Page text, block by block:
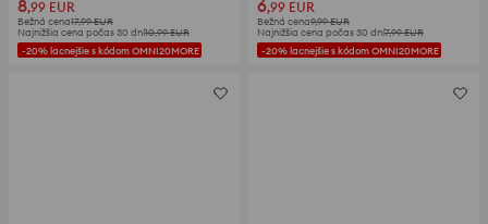
8,99 EUR
Bežná cena17,99EUR
Najnižšia cena počas 30 dní10,99EUR
-20% lacnejšie s kódom OMNI20MORE
6,99 EUR
Bežná cena9,99EUR
Najnižšia cena počas 30 dní7,99EUR
-20% lacnejšie s kódom OMNI20MORE